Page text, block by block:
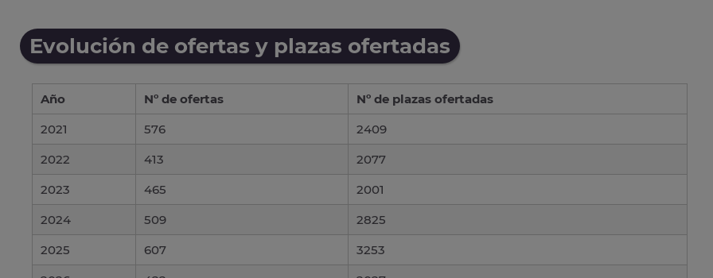
Evolución de ofertas y plazas ofertadas
Año Nº de ofertas
Nº de plazas ofertadas
2021
576
2409
2022
413
2077
2023
465
2001
2024
509
2825
2025
607
3253